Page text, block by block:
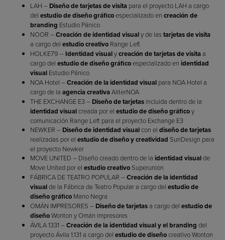
LAH – Diseño de tarjetas de visita para el proyecto LAH a cargo
del estudio de diseño gráficoespecializado en creación de
branding Estudio Pánico
NOOR –Creación de identidad visualy de las tarjetas de visita
a cargo del estudio creativo Range Left
HOLKE79 – Identidad visualycreación de tarjetas de visitaa
cargo del estudio de diseño gráficoespecializado en identidad
visual Estudio Pánico
NOA Hotel –Creación de la identidad visual para NOA Hotel a
cargo de la agencia creativaAliterNOA
THE EXCHANGE E3 – Diseño de tarjetas incluida dentro de la
identidad visualcreada por el estudio de diseño gráficoy
comunicación Range Left para el proyecto Exchange E3
NEWKER – Diseño de identidad visualcon el diseño de tarjetas
realizadas por el estudio de diseño y creatividad SunDesign para
el proyecto Newker
MOVE UNITED – Diseño creado dentro de la identidad visualde
Move United por el estudio creativo Superunion
FÁBRICA DE TEATRO POPULAR –Creación de la identidad
visualde la Fábrica de Teatro Popular a cargo del estudio de
diseño gráfico Mano Negra
OMÁN IMPRESORES – Diseño de tarjetasa cargo del estudio de
diseñoWonton y Omán impresores
ÁVILA 1331 –Creación de la identidad visual y el branding del
proyecto Ávila 1.131 a cargo del estudio de diseñocreativo Wonton